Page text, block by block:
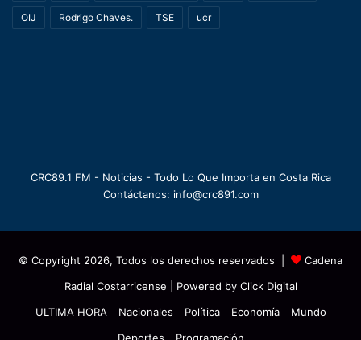
OIJ Rodrigo Chaves. TSE ucr
CRC89.1 FM - Noticias - Todo Lo Que Importa en Costa Rica
Contáctanos: info@crc891.com
© Copyright 2026, Todos los derechos reservados |
Cadena
Radial Costarricense | Powered by Click Digital
ULTIMA HORA
Nacionales Política Economía
Mundo